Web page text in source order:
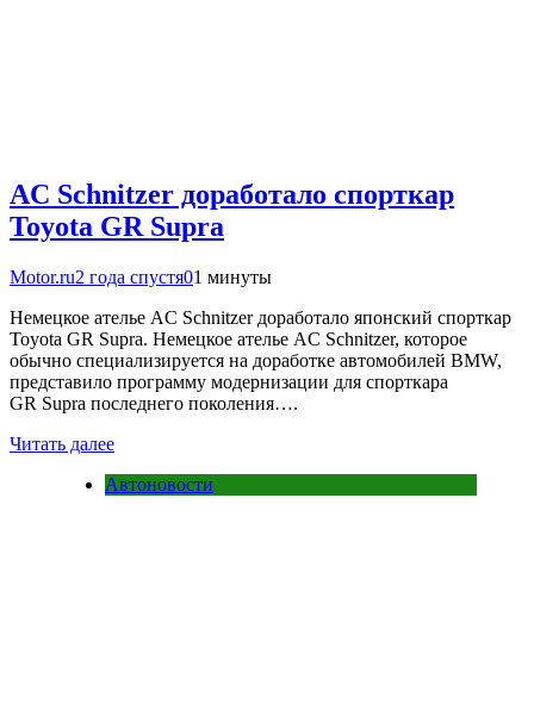
AC Schnitzer доработало спорткар
Toyota GR Supra
Motor.ru2 года спустя01 минуты
Немецкое ателье AC Schnitzer доработало японский спорткар
Toyota GR Supra. Немецкое ателье AC Schnitzer, которое
обычно специализируется на доработке автомобилей BMW,
представило программу модернизации для спорткара
GR Supra последнего поколения….
Читать далее
Автоновости